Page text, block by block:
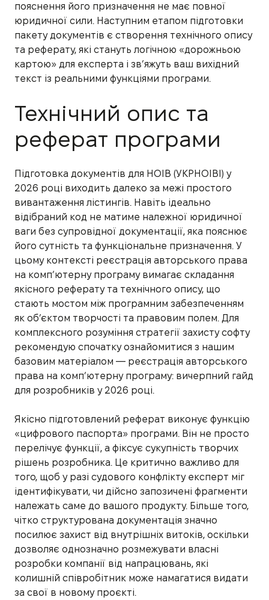
пояснення його призначення не має повної
юридичної сили. Наступним етапом підготовки
пакету документів є створення технічного опису
та реферату, які стануть логічною «дорожньою
картою» для експерта і зв’яжуть ваш вихідний
текст із реальними функціями програми.
Технічний опис та
реферат програми
Підготовка документів для НОІВ (УКРНОІВІ) у
2026 році виходить далеко за межі простого
вивантаження лістингів. Навіть ідеально
відібраний код не матиме належної юридичної
ваги без супровідної документації, яка пояснює
його сутність та функціональне призначення. У
цьому контексті реєстрація авторського права
на комп’ютерну програму вимагає складання
якісного реферату та технічного опису, що
стають мостом між програмним забезпеченням
як об’єктом творчості та правовим полем. Для
комплексного розуміння стратегії захисту софту
рекомендую спочатку ознайомитися з нашим
базовим матеріалом — реєстрація авторського
права на комп’ютерну програму: вичерпний гайд
для розробників у 2026 році.
Якісно підготовлений реферат виконує функцію
«цифрового паспорта» програми. Він не просто
перелічує функції, а фіксує сукупність творчих
рішень розробника. Це критично важливо для
того, щоб у разі судового конфлікту експерт міг
ідентифікувати, чи дійсно запозичені фрагменти
належать саме до вашого продукту. Більше того,
чітко структурована документація значно
посилює захист від внутрішніх витоків, оскільки
дозволяє однозначно розмежувати власні
розробки компанії від напрацювань, які
колишній співробітник може намагатися видати
за свої в новому проєкті.